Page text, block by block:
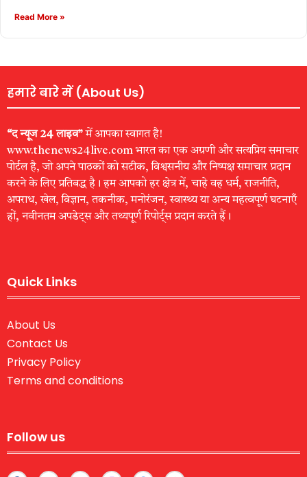
Read More »
हमारे बारे में (About Us)
“द न्यूज 24 लाइव”में आपका स्वागत है!
www.thenews24live.com भारत का एक अग्रणी और सत्यप्रिय समाचार
पोर्टल है, जो अपने पाठकों को सटीक, विश्वसनीय और निष्पक्ष समाचार प्रदान
करने के लिए प्रतिबद्ध है। हम आपको हर क्षेत्र में, चाहे वह धर्म, राजनीति,
अपराध, खेल, विज्ञान, तकनीक, मनोरंजन, स्वास्थ्य या अन्य महत्वपूर्ण घटनाएँ
हों, नवीनतम अपडेट्स और तथ्यपूर्ण रिपोर्ट्स प्रदान करते हैं।
Quick Links
About Us
Contact Us
Privacy Policy
Terms and conditions
Follow us